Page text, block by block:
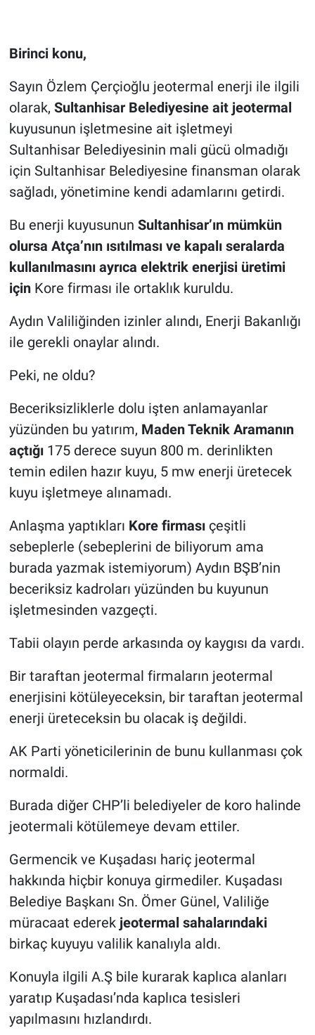
Birinci konu,
Sayın Özlem Çerçioğlu jeotermal enerji ile ilgili
olarak, Sultanhisar Belediyesine ait jeotermal
kuyusunun işletmesine ait işletmeyi
Sultanhisar Belediyesinin mali gücü olmadığı
için Sultanhisar Belediyesine finansman olarak
sağladı, yönetimine kendi adamlarını getirdi.
Bu enerji kuyusunun Sultanhisar’ın mümkün
olursa Atça’nın ısıtılması ve kapalı seralarda
kullanılmasını ayrıca elektrik enerjisi üretimi
için Kore firması ile ortaklık kuruldu.
Aydın Valiliğinden izinler alındı, Enerji Bakanlığı
ile gerekli onaylar alındı.
Peki, ne oldu?
Beceriksizliklerle dolu işten anlamayanlar
yüzünden bu yatırım, Maden Teknik Aramanın
açtığı 175 derece suyun 800 m. derinlikten
temin edilen hazır kuyu, 5 mw enerji üretecek
kuyu işletmeye alınamadı.
Anlaşma yaptıkları Kore firmasıçeşitli
sebeplerle (sebeplerini de biliyorum ama
burada yazmak istemiyorum) Aydın BŞB’nin
beceriksiz kadroları yüzünden bu kuyunun
işletmesinden vazgeçti.
Tabii olayın perde arkasında oy kaygısı da vardı.
Bir taraftan jeotermal firmaların jeotermal
enerjisini kötüleyeceksin, bir taraftan jeotermal
enerji üreteceksin bu olacak iş değildi.
AK Parti yöneticilerinin de bunu kullanması çok
normaldi.
Burada diğer CHP’li belediyeler de koro halinde
jeotermali kötülemeye devam ettiler.
Germencik ve Kuşadası hariç jeotermal
hakkında hiçbir konuya girmediler. Kuşadası
Belediye Başkanı Sn. Ömer Günel, Valiliğe
müracaat ederek jeotermal sahalarındaki
birkaç kuyuyu valilik kanalıyla aldı.
Konuyla ilgili A.Ş bile kurarak kaplıca alanları
yaratıp Kuşadası’nda kaplıca tesisleri
yapılmasını hızlandırdı.